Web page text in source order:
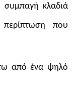
συμπαγή κλαδιά
που
από ένα ψηλό